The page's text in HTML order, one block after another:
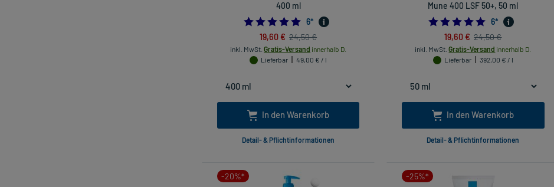
400 ml
4.833333333333333
6*
19,60 € 24,50 €
inkl. MwSt. Gratis-Versand innerhalb D.
Lieferbar
49,00 € / l
In den Warenkorb
Detail- & Pflichtinformationen
Mune 400 LSF 50+, 50 ml
5.0
6*
19,60 € 24,50 €
inkl. MwSt. Gratis-Versand innerhalb D.
Lieferbar
392,00 € / l
In den Warenkorb
Detail- & Pflichtinformationen
-20%* -25%*